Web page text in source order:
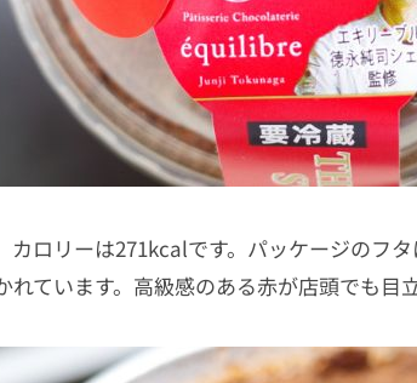
カロリーは271kcalです。パッケージのフ
ています。高級感のある赤が店頭でも目